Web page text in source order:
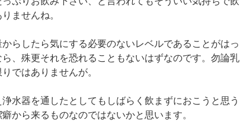
ませんね。
からしたら気にする必要のないレベルであることがはっ
ら、殊更それを恐れることもないはずなのです。勿論乳
ではありませんが。
水器を通したとしてもしばらく飲まずにおこうと思う
から来るものなのではないかと思います。